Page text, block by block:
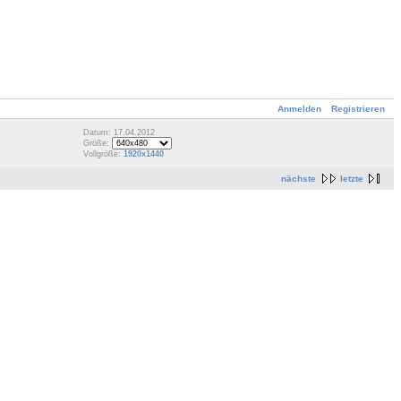
Anmelden Registrieren
Datum: 17.04.2012
Größe:
Vollgröße: 1920x1440
nächste letzte